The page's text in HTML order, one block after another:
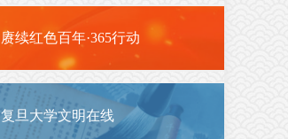
赓续红色百年·365行动
复旦大学文明在线